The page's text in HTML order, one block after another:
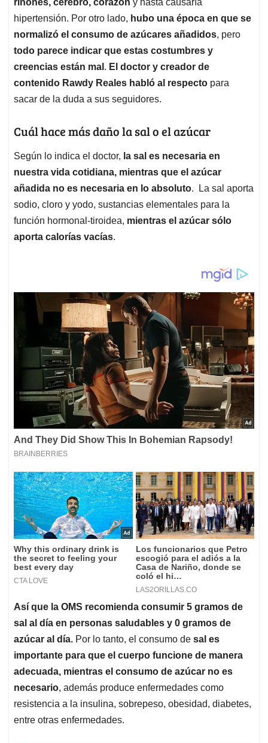
riñones, cerebro, corazón y hasta causaría
hipertensión. Por otro lado, hubo una época en que se
normalizó el consumo de azúcares añadidos, pero
todo parece indicar que estas costumbres y
creencias están mal . El doctor y creador de
contenido Rawdy Reales habló al respecto para
sacar de la duda a sus seguidores.
Cuál hace más daño la sal o el azúcar
Según lo indica el doctor, la sal es necesaria en
nuestra vida cotidiana, mientras que el azúcar
añadida no es necesaria en lo absoluto. La sal aporta
sodio, cloro y yodo, sustancias elementales para la
función hormonal-tiroidea, mientras el azúcar sólo
aporta calorías vacías.
Así que la OMS recomienda consumir 5 gramos de
sal al día en personas saludables y 0 gramos de
azúcar al día. Por lo tanto, el consumo de sal es
importante para que el cuerpo funcione de manera
adecuada, mientras el consumo de azúcar no es
necesario, además produce enfermedades como
resistencia a la insulina, sobrepeso, obesidad, diabetes,
entre otras enfermedades.